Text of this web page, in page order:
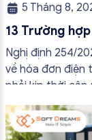
5 Tháng 8,
13 Trường
đủ nội dung
Nghị định 254/
về hóa đơn điện
phải kịp thời cập
bài viết này, hóa
trường hợp hóa